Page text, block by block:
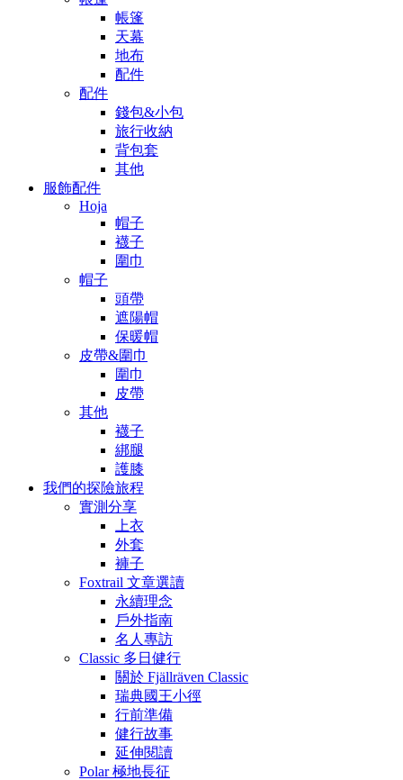
帳篷
天幕
地布
配件
配件
錢包&小包
旅行收納
背包套
其他
服飾配件
Hoja
帽子
襪子
圍巾
帽子
頭帶
遮陽帽
保暖帽
皮帶&圍巾
圍巾
皮帶
其他
襪子
綁腿
護膝
我們的探險旅程
實測分享
上衣
外套
褲子
Foxtrail 文章選讀
永續理念
戶外指南
名人專訪
Classic 多日健行
關於 Fjällräven Classic
瑞典國王小徑
行前準備
健行故事
延伸閱讀
Polar 極地長征